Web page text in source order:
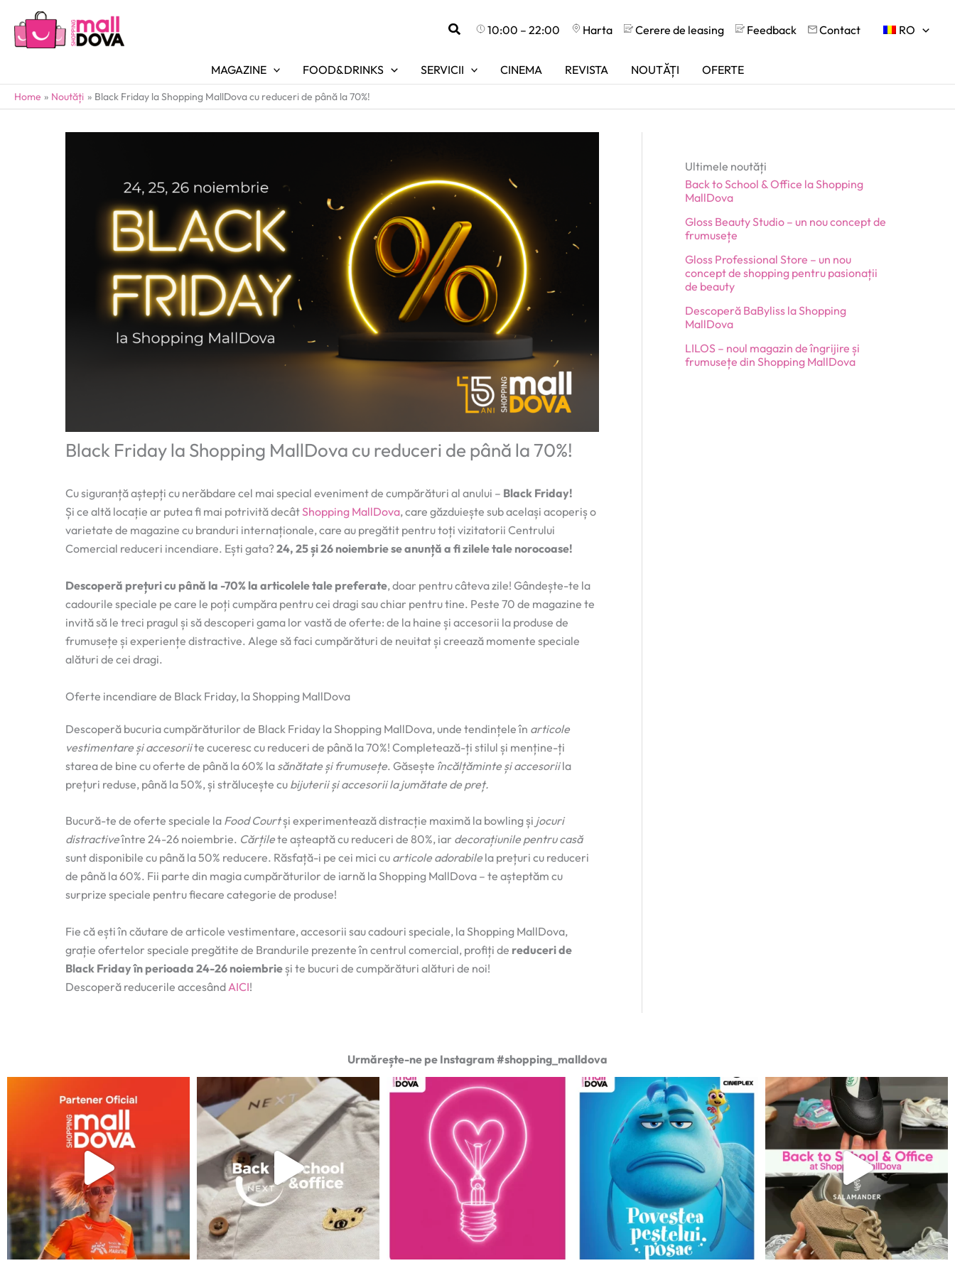
Search10:00 – 22:00 Harta Cerere de leasing Feedback Contact RO
MAGAZINE FOOD&DRINKS SERVICII CINEMA REVISTA NOUTĂȚI OFERTE
Home Noutăți Black Friday la Shopping MallDova cu reduceri de până la 70%!
Black Friday la Shopping MallDova cu reduceri de până la 70%!
Cu siguranță aștepți cu nerăbdare cel mai special eveniment de cumpărături al anului – Black Friday!
Și ce altă locație ar putea fi mai potrivită decâtShopping MallDova, care găzduiește sub același acoperiș o
varietate de magazine cu branduri internaționale, care au pregătit pentru toți vizitatorii Centrului
Comercial reduceri incendiare. Ești gata?24, 25 și 26 noiembrie se anunță a fi zilele tale norocoase!
Descoperă prețuri cu până la -70% la articolele tale preferate, doar pentru câteva zile! Gândește-te la
cadourile speciale pe care le poți cumpăra pentru cei dragi sau chiar pentru tine. Peste 70 de magazine te
invită să le treci pragul și să descoperi gama lor vastă de oferte: de la haine și accesorii la produse de
frumusețe și experiențe distractive. Alege să faci cumpărături de neuitat și creează momente speciale
alături de cei dragi.
Oferte incendiare de Black Friday, la Shopping MallDova
Descoperă bucuria cumpărăturilor de Black Friday la Shopping MallDova, unde tendințele în articole
vestimentare și accesoriite cuceresc cu reduceri de până la 70%! Completează-ți stilul și menține-ți
starea de bine cu oferte de până la 60% la sănătate și frumusețe. Găsește încălțăminte și accesoriila
prețuri reduse, până la 50%, și strălucește cu bijuterii și accesorii la jumătate de preț.
Bucură-te de oferte speciale la Food Courtși experimentează distracție maximă la bowling și jocuri
distractiveîntre 24-26 noiembrie. Cărțilete așteaptă cu reduceri de 80%, iar decorațiunile pentru casă
sunt disponibile cu până la 50% reducere. Răsfață-i pe cei mici cu articole adorabile la prețuri cu reduceri
de până la 60%. Fii parte din magia cumpărăturilor de iarnă la Shopping MallDova – te așteptăm cu
surprize speciale pentru fiecare categorie de produse!
Fie că ești în căutare de articole vestimentare, accesorii sau cadouri speciale, la Shopping MallDova,
grație ofertelor speciale pregătite de Brandurile prezente în centrul comercial, profiți de reduceri de
Black Friday în perioada 24-26 noiembrieși te bucuri de cumpărături alături de noi!
Descoperă reducerile accesând AICI!
Ultimele noutăți
Back to School & Office la Shopping
MallDova
Gloss Beauty Studio – un nou concept de
frumusețe
Gloss Professional Store – un nou
concept de shopping pentru pasionații
de beauty
Descoperă BaByliss la Shopping
MallDova
LILOS – noul magazin de îngrijire și
frumusețe din Shopping MallDova
Urmărește-ne pe Instagram #shopping_malldova